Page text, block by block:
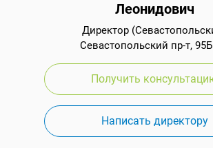
Леонидович
Директор
Севастопольский пр-т, 95Б
Получить
Написать директору